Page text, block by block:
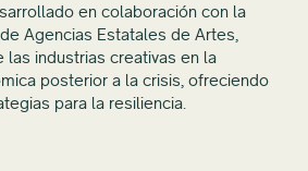
en colaboración con la
Agencias Estatales de Artes,
las industrias creativas en la
posterior a la crisis, ofreciendo
para la resiliencia.